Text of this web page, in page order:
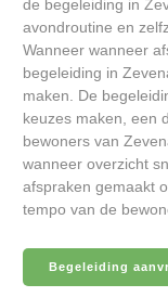
de begeleiding in
avondroutine en
Wanneer wanneer
begeleiding in
maken. De
keuzes maken, een
bewoners van
wanneer overzicht
afspraken gemaakt
tempo van de
Begeleiding